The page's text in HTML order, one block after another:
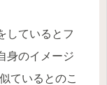
しているとフ
身のイメージ
ているとのこ